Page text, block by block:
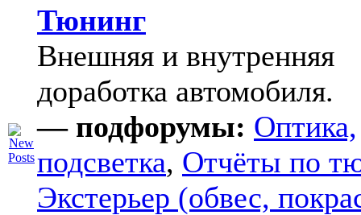
Тюнинг
Внешняя и внутренняя
доработка автомобиля.
— подфорумы: Оптика,
подсветка, Отчёты по
Экстерьер (обвес,